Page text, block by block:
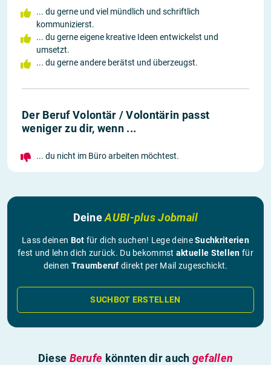
... du gerne und viel mündlich und schriftlich
kommunizierst.
... du gerne eigene kreative Ideen entwickelst und
umsetzt.
... du gerne andere berätst und überzeugst.
Der Beruf Volontär / Volontärin passt
weniger zu dir, wenn ...
... du nicht im Büro arbeiten möchtest.
DeineAUBI-plus Jobmail
Lass deinen Bot für dich suchen! Lege deineSuchkriterien
fest und lehn dich zurück. Du bekommst aktuelle Stellen für
deinen Traumberuf direkt per Mail zugeschickt.
SUCHBOT ERSTELLEN
Diese Berufe könnten dir auch gefallen